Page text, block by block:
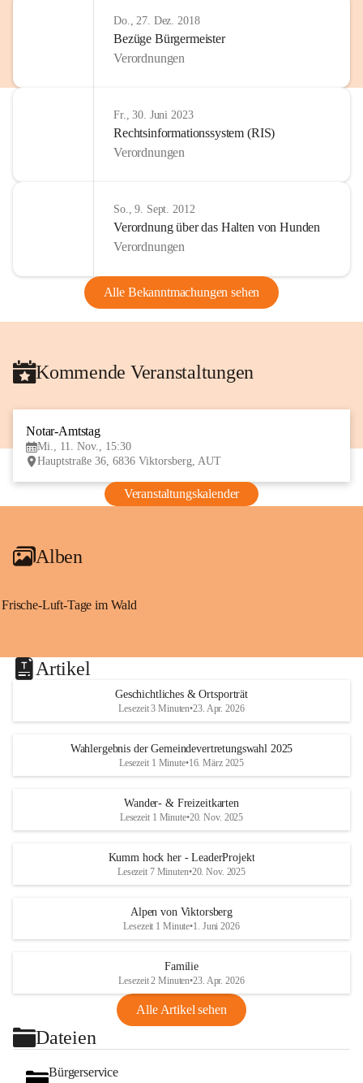
Do., 27. Dez. 2018
Bezüge Bürgermeister
Verordnungen
Fr., 30. Juni 2023
Rechtsinformationssystem (RIS)
Verordnungen
So., 9. Sept. 2012
Verordnung über das Halten von Hunden
Verordnungen
Alle Bekanntmachungen sehen
Kommende Veranstaltungen
Notar-Amtstag
Mi., 11. Nov., 15:30
Hauptstraße 36, 6836 Viktorsberg, AUT
Veranstaltungskalender
Alben
Frische-Luft-Tage im Wald
Artikel
Geschichtliches & Ortsporträt
Lesezeit 3 Minuten•23. Apr. 2026
Wahlergebnis der Gemeindevertretungswahl 2025
Lesezeit 1 Minute•16. März 2025
Wander- & Freizeitkarten
Lesezeit 1 Minute•20. Nov. 2025
Kumm hock her - LeaderProjekt
Lesezeit 7 Minuten•20. Nov. 2025
Alpen von Viktorsberg
Lesezeit 1 Minute•1. Juni 2026
Familie
Lesezeit 2 Minuten•23. Apr. 2026
Alle Artikel sehen
Dateien
Bürgerservice